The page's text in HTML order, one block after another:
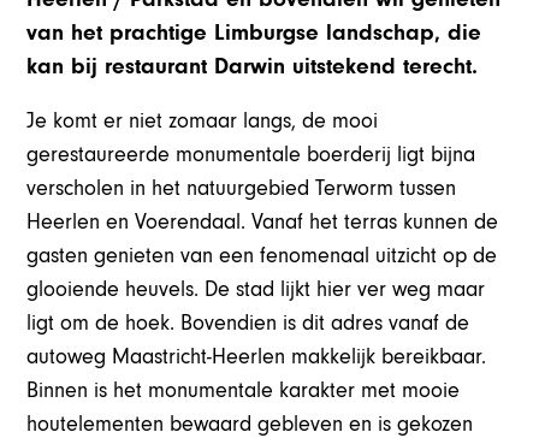
van het prachtige Limburgse landschap, die
kan bij restaurant Darwin uitstekend terecht.
Je komt er niet zomaar langs, de mooi
gerestaureerde monumentale boerderij ligt bijna
verscholen in het natuurgebied Terworm tussen
Heerlen en Voerendaal. Vanaf het terras kunnen de
gasten genieten van een fenomenaal uitzicht op de
glooiende heuvels. De stad lijkt hier ver weg maar
ligt om de hoek. Bovendien is dit adres vanaf de
autoweg Maastricht-Heerlen makkelijk bereikbaar.
Binnen is het monumentale karakter met mooie
houtelementen bewaard gebleven en is gekozen